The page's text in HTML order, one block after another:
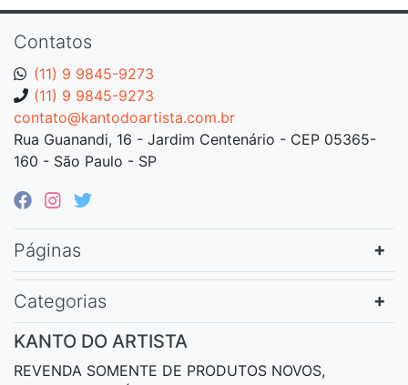
Contatos
(11) 9 9845-9273
(11) 9 9845-9273
contato@kantodoartista.com.br
Rua Guanandi, 16 - Jardim Centenário - CEP 05365-
160 - São Paulo - SP
Páginas
Categorias
KANTO DO ARTISTA
REVENDA SOMENTE DE PRODUTOS NOVOS,